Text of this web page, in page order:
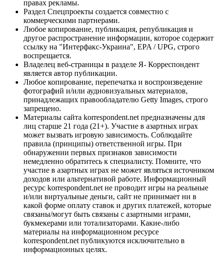
правах рекламы.
Раздел Спецпроекты создается совместно с
коммерческими партнерами.
Любое копирование, публикация, републикация и
другое распространение информации, которое содержит
ссылку на "Интерфакс-Украина", EPA / UPG, строго
воспрещается.
Владелец веб-страницы в разделе Я- Корреспондент
является автор публикации.
Любое копирование, перепечатка и воспроизведение
фотографий и/или аудиовизуальных материалов,
принадлежащих правообладателю Getty Images, строго
запрещено.
Материалы сайта korrespondent.net предназначены для
лиц старше 21 года (21+). Участие в азартных играх
может вызвать игровую зависимость. Соблюдайте
правила (принципы) ответственной игры. При
обнаружении первых признаков зависимости
немедленно обратитесь к специалисту. Помните, что
участие в азартных играх не может являться источником
доходов или альтернативой работе. Информационный
ресурс korrespondent.net не проводит игры на реальные
и/или виртуальные деньги, сайт не принимает ни в
какой форме оплату ставок и других платежей, которые
связаны/могут быть связаны с азартными играми,
букмекерами или тотализаторами. Какие-либо
материалы на информационном ресурсе
korrespondent.net публикуются исключительно в
информационных целях.